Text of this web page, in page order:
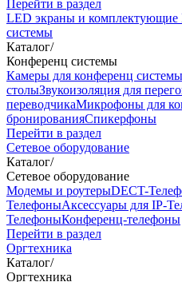
Перейти в раздел
LED экраны и комплектующие
системы
Каталог/
Конференц системы
Камеры для конференц системы
столыЗвукоизоляция для
переводчикаМикрофоны для
бронированияСпикерфоны
Перейти в раздел
Сетевое оборудование
Каталог/
Сетевое оборудование
Модемы и роутерыDECT-
ТелефоныАксессуары для IP-
ТелефоныКонференц-телефоны
Перейти в раздел
Оргтехника
Каталог/
Оргтехника